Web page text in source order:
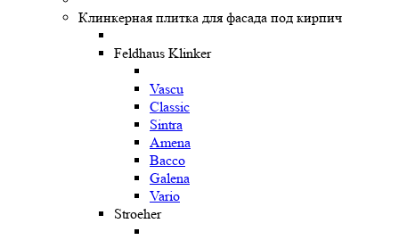
Клинкерная плитка для фасада под кирпич
Feldhaus Klinker
Vascu
Classic
Sintra
Amena
Bacco
Galena
Vario
Stroeher